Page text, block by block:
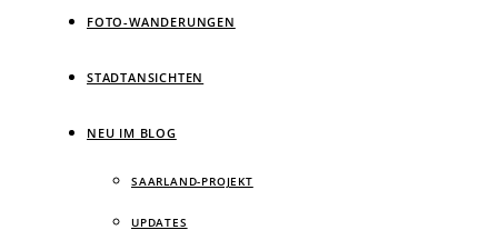
FOTO-WANDERUNGEN
STADTANSICHTEN
NEU IM BLOG
SAARLAND-PROJEKT
UPDATES